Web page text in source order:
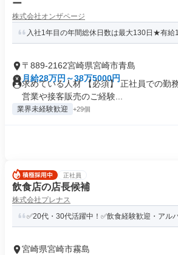
ー
株式会社オンザページ
入社1年目の年間総休日数は最大130日★有給
〒889-2162宮崎県宮崎市青島
月給28万円～38万5000円
求めている人材 【必須】 正社員での勤
営業や接客販売のご経験...
業界未経験歓迎 +29個
正社員
飲食店の店長候補
株式会社プレナス
✅20代・30代活躍中！✅飲食経験歓迎・アル
宮崎県宮崎市霧島